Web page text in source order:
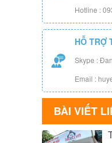
Hotline :
HỖ TRỢ
Skype :
Email :
BÀI VIẾT